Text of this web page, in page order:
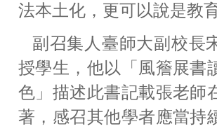
法本土化，更可以說是教
副召集人臺師大副校長
授學生，他以「風簷展書
色」描述此書記載張老師
著，感召其他學者應當持